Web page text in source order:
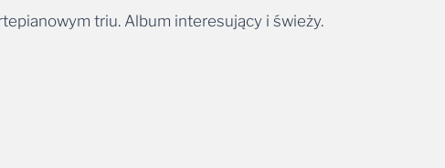
triu. Album interesujący i świeży.